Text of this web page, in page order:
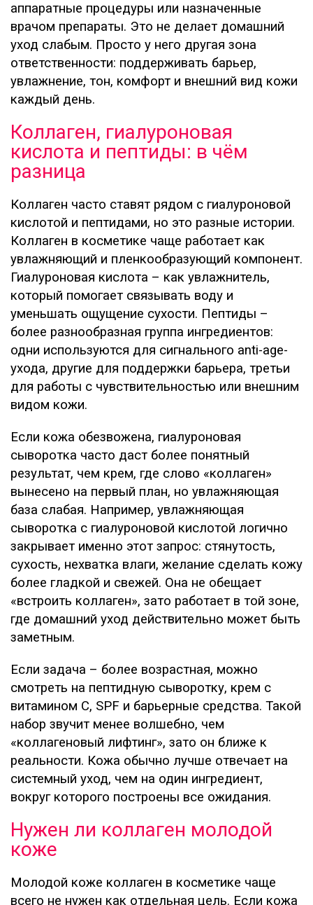
аппаратные процедуры или назначенные
врачом препараты. Это не делает домашний
уход слабым. Просто у него другая зона
ответственности: поддерживать барьер,
увлажнение, тон, комфорт и внешний вид кожи
каждый день.
Коллаген, гиалуроновая
кислота и пептиды: в чём
разница
Коллаген часто ставят рядом с гиалуроновой
кислотой и пептидами, но это разные истории.
Коллаген в косметике чаще работает как
увлажняющий и пленкообразующий компонент.
Гиалуроновая кислота – как увлажнитель,
который помогает связывать воду и
уменьшать ощущение сухости. Пептиды –
более разнообразная группа ингредиентов:
одни используются для сигнального anti-age-
ухода, другие для поддержки барьера, третьи
для работы с чувствительностью или внешним
видом кожи.
Если кожа обезвожена, гиалуроновая
сыворотка часто даст более понятный
результат, чем крем, где слово «коллаген»
вынесено на первый план, но увлажняющая
база слабая. Например, увлажняющая
сыворотка с гиалуроновой кислотой логично
закрывает именно этот запрос: стянутость,
сухость, нехватка влаги, желание сделать кожу
более гладкой и свежей. Она не обещает
«встроить коллаген», зато работает в той зоне,
где домашний уход действительно может быть
заметным.
Если задача – более возрастная, можно
смотреть на пептидную сыворотку, крем с
витамином C, SPF и барьерные средства. Такой
набор звучит менее волшебно, чем
«коллагеновый лифтинг», зато он ближе к
реальности. Кожа обычно лучше отвечает на
системный уход, чем на один ингредиент,
вокруг которого построены все ожидания.
Нужен ли коллаген молодой
коже
Молодой коже коллаген в косметике чаще
всего не нужен как отдельная цель. Если кожа